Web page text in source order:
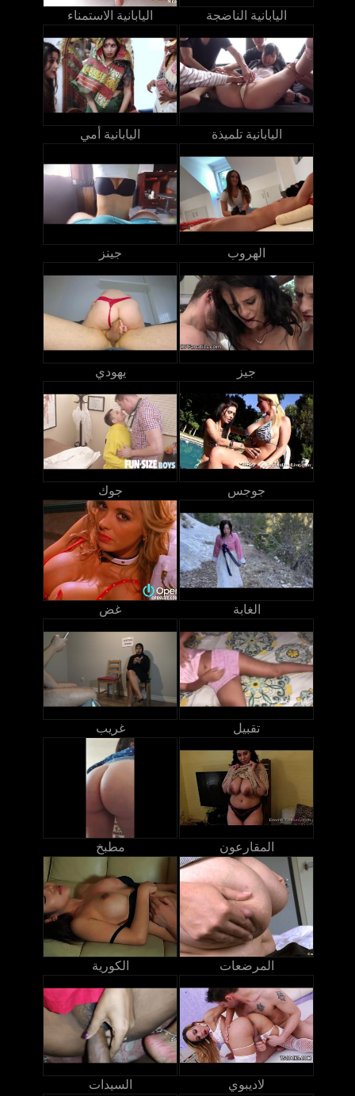
اليابانية الاستمناء اليابانية الناضجة
اليابانية أمي اليابانية تلميذة
جينز الهروب
يهودي جيز
جوك جوجس
غض الغابة
غريب تقبيل
مطبخ المقارعون
الكورية المرضعات
السيدات لاديبوي